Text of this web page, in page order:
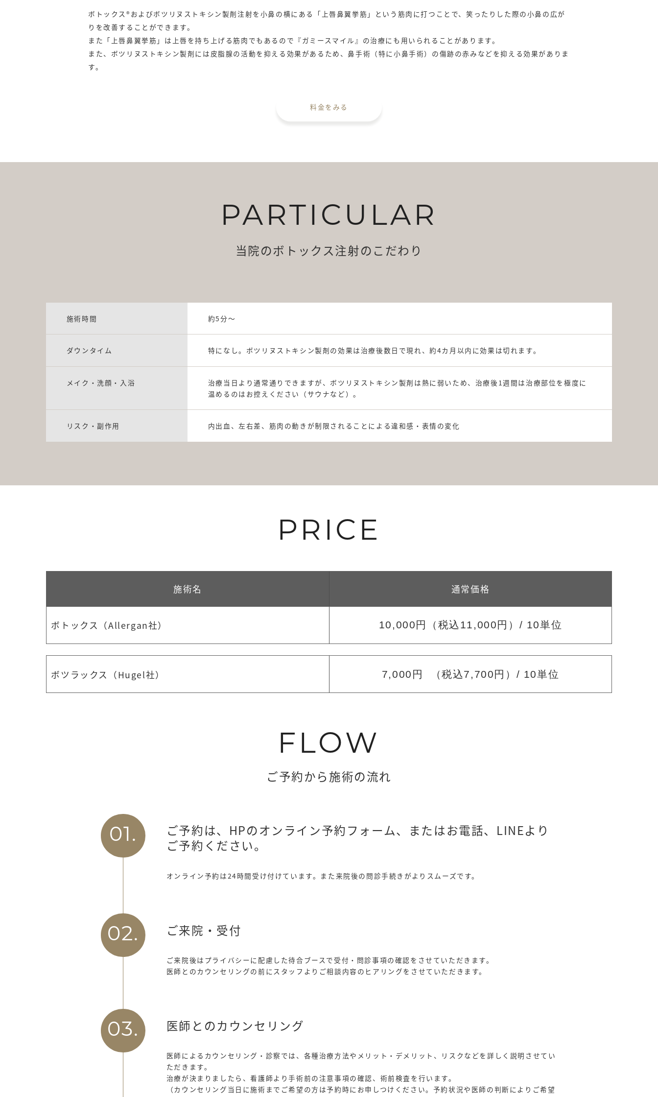
注射で笑った時の小鼻の広がりを抑える
鼻手術後の傷跡の赤みを軽減させる
ボトックス®およびボツリヌストキシン製剤注射を小鼻の横にある「上唇鼻翼挙筋」という筋肉に打つことで、笑ったりした際の小鼻の広が
りを改善することができます。
また「上唇鼻翼挙筋」は上唇を持ち上げる筋肉でもあるので『ガミースマイル』の治療にも用いられることがあります。
また、ボツリヌストキシン製剤には皮脂腺の活動を抑える効果があるため、鼻手術（特に小鼻手術）の傷跡の赤みなどを抑える効果がありま
す。
料金をみる
PARTICULAR
当院のボトックス注射のこだわり
施術時間 約5分～
ダウンタイム 特になし。ボツリヌストキシン製剤の効果は治療後数日で現れ、約4カ月以内に効果は切れます。
メイク・洗顔・入浴
治療当日より通常通りできますが、ボツリヌストキシン製剤は熱に弱いため、治療後1週間は治療部位を極度に
温めるのはお控えください（サウナなど）。
リスク・副作用 内出血、左右差、筋肉の動きが制限されることによる違和感・表情の変化
PRICE
施術名 通常価格
ボトックス（Allergan社） 10,000円 （税込11,000円）/ 10単位
ボツラックス（Hugel社） 7,000円 （税込7,700円）/ 10単位
FLOW
ご予約から施術の流れ
01.
ご予約は、HPのオンライン予約フォーム、またはお電話、LINEより
ご予約ください。
オンライン予約は24時間受け付けています。 また来院後の問診手続きがよりスムーズです。
02. ご来院・受付
ご来院後はプライバシーに配慮した待合ブースで受付・問診事項の確認をさせていただきます。
医師とのカウンセリングの前にスタッフよりご相談内容のヒアリングをさせていただきます。
03. 医師とのカウンセリング
医師によるカウンセリング・診察では、各種治療方法やメリット・デメリット、リスクなどを詳しく説明させてい
ただきます。
治療が決まりましたら、看護師より手術前の注意事項の確認、術前検査を行います。
（カウンセリング当日に施術までご希望の方は予約時にお申しつけください。予約状況や医師の判断によりご希望